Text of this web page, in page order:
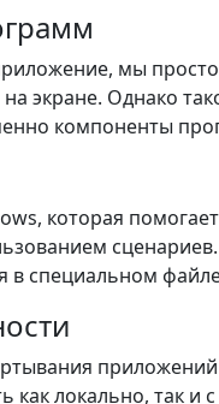
мы
экране. Однако
компоненты
которая
в специальном
локально, так и